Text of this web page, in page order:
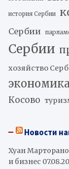
история Сербии
Сербии
Сербии
хозяйство
экономика
Косово
Новости
Хуан
и бизнес